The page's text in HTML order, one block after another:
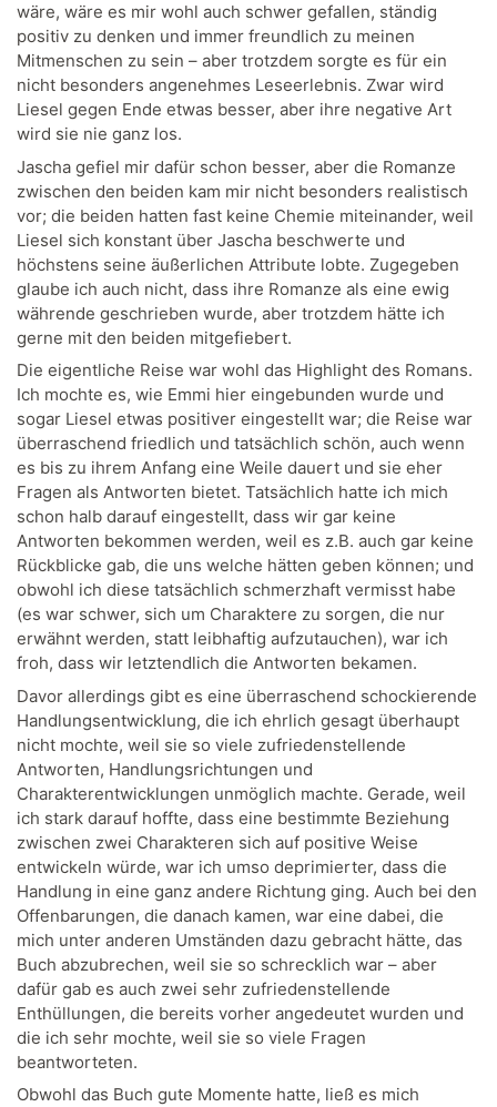
wäre, wäre es mir wohl auch schwer gefallen, ständig
positiv zu denken und immer freundlich zu meinen
Mitmenschen zu sein – aber trotzdem sorgte es für ein
nicht besonders angenehmes Leseerlebnis. Zwar wird
Liesel gegen Ende etwas besser, aber ihre negative Art
wird sie nie ganz los.
Jascha gefiel mir dafür schon besser, aber die Romanze
zwischen den beiden kam mir nicht besonders realistisch
vor; die beiden hatten fast keine Chemie miteinander, weil
Liesel sich konstant über Jascha beschwerte und
höchstens seine äußerlichen Attribute lobte. Zugegeben
glaube ich auch nicht, dass ihre Romanze als eine ewig
währende geschrieben wurde, aber trotzdem hätte ich
gerne mit den beiden mitgefiebert.
Die eigentliche Reise war wohl das Highlight des Romans.
Ich mochte es, wie Emmi hier eingebunden wurde und
sogar Liesel etwas positiver eingestellt war; die Reise war
überraschend friedlich und tatsächlich schön, auch wenn
es bis zu ihrem Anfang eine Weile dauert und sie eher
Fragen als Antworten bietet. Tatsächlich hatte ich mich
schon halb darauf eingestellt, dass wir gar keine
Antworten bekommen werden, weil es z.B. auch gar keine
Rückblicke gab, die uns welche hätten geben können; und
obwohl ich diese tatsächlich schmerzhaft vermisst habe
(es war schwer, sich um Charaktere zu sorgen, die nur
erwähnt werden, statt leibhaftig aufzutauchen), war ich
froh, dass wir letztendlich die Antworten bekamen.
Davor allerdings gibt es eine überraschend schockierende
Handlungsentwicklung, die ich ehrlich gesagt überhaupt
nicht mochte, weil sie so viele zufriedenstellende
Antworten, Handlungsrichtungen und
Charakterentwicklungen unmöglich machte. Gerade, weil
ich stark darauf hoffte, dass eine bestimmte Beziehung
zwischen zwei Charakteren sich auf positive Weise
entwickeln würde, war ich umso deprimierter, dass die
Handlung in eine ganz andere Richtung ging. Auch bei den
Offenbarungen, die danach kamen, war eine dabei, die
mich unter anderen Umständen dazu gebracht hätte, das
Buch abzubrechen, weil sie so schrecklich war – aber
dafür gab es auch zwei sehr zufriedenstellende
Enthüllungen, die bereits vorher angedeutet wurden und
die ich sehr mochte, weil sie so viele Fragen
beantworteten.
Obwohl das Buch gute Momente hatte, ließ es mich